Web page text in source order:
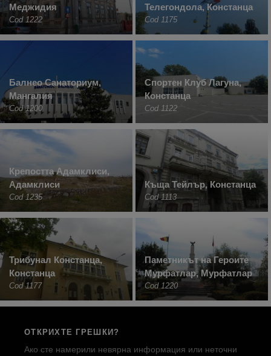
Меджидия
Cod 1222
Телегондола, Констанца
Cod 1175
Балнео Санаториум,
Мангалия
Cod 1200
Спортен Клуб Лагуна,
Констанца
Cod 1122
Крепостта Адамклиси,
Адамклиси
Cod 1235
Къща Тейлър, Констанца
Cod 1113
Трибунал Констанца,
Констанца
Cod 1177
Паметникът на Героите
Мурфатлар, Мурфатлар
Cod 1220
ОТКРИХТЕ ГРЕШКИ?
Ако сте намерили невярна информация или неточни